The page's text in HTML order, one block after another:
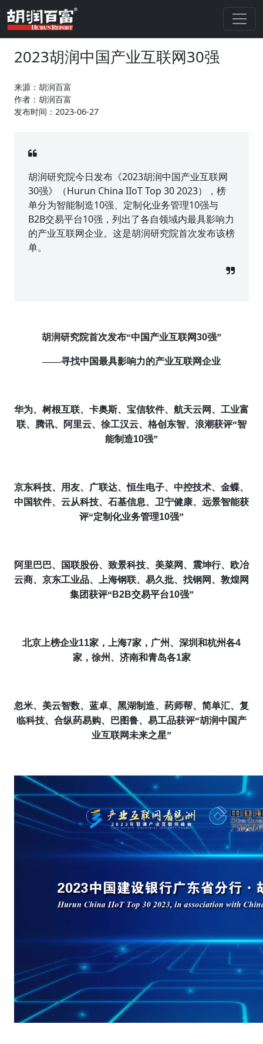
2023胡润中国产业互联网30强
来源：胡润百富
作者：胡润百富
发布时间：2023-06-27
胡润研究院今日发布《2023胡润中国产业互联网
30强》（Hurun China IIoT Top 30 2023），榜
单分为智能制造10强、定制化业务管理10强与
B2B交易平台10强，列出了各自领域内最具影响力
的产业互联网企业。这是胡润研究院首次发布该榜
单。
胡润研究院首次发布“中国产业互联网30强”
——寻找中国最具影响力的产业互联网企业
华为、树根互联、卡奥斯、宝信软件、航天云网、工业富
联、腾讯、阿里云、徐工汉云、格创东智、浪潮获评“智
能制造10强”
京东科技、用友、广联达、恒生电子、中控技术、金蝶、
中国软件、云从科技、石基信息、卫宁健康、远景智能获
评“定制化业务管理10强”
阿里巴巴、国联股份、致景科技、美菜网、震坤行、欧冶
云商、京东工业品、上海钢联、易久批、找钢网、敦煌网
集团获评“B2B交易平台10强”
北京上榜企业11家，上海7家，广州、深圳和杭州各4
家，徐州、济南和青岛各1家
忽米、美云智数、蓝卓、黑湖制造、药师帮、简单汇、复
临科技、合纵药易购、巴图鲁、易工品获评“胡润中国产
业互联网未来之星”